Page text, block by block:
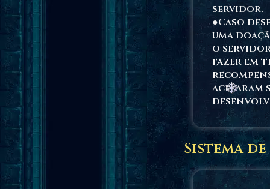
servidor.
●Caso
uma
o
fazer em
acelaram
Sistema